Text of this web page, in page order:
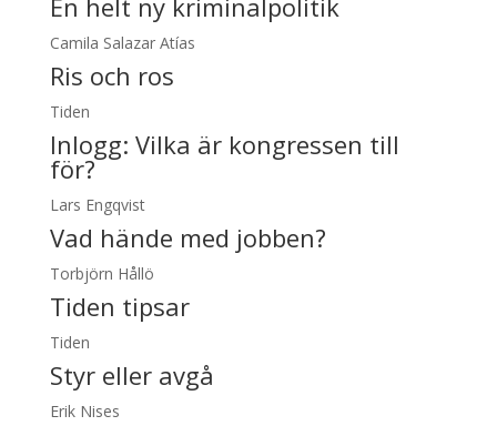
En helt ny kriminalpolitik
Camila Salazar Atías
Ris och ros
Tiden
Inlogg: Vilka är kongressen till
för?
Lars Engqvist
Vad hände med jobben?
Torbjörn Hållö
Tiden tipsar
Tiden
Styr eller avgå
Erik Nises